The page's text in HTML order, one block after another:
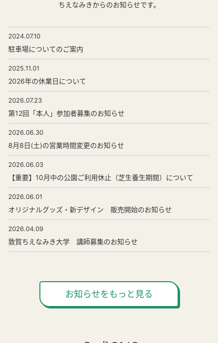
ちえなみきからのお知らせです。
2024.07.10
駐車場についてのご案内
2025.11.01
2026年の休業日について
2026.07.23
第12回「本人」参加者募集のお知らせ
2026.06.30
8月8日(土)の営業時間変更のお知らせ
2026.06.03
【重要】10月中の公園ご利用休止（芝生養生期間）について
2026.06.01
オリジナルグッズ・新デザイン 販売開始のお知らせ
2026.04.09
敦賀ちえなみき大学 講師募集のお知らせ
お知らせをもっと見る